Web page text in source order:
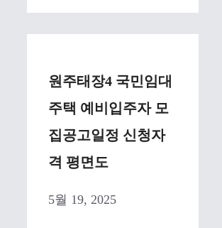
원주태장4 국민임대
주택 예비입주자 모
집공고일정 신청자
격 평면도
5월 19, 2025